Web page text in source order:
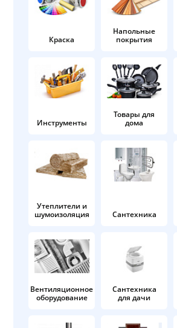
Краска
Напольные
покрытия
Инструменты
Товары для
дома
Утеплители и
шумоизоляция
Сантехника
Вентиляционное
оборудование
Сантехника
для дачи